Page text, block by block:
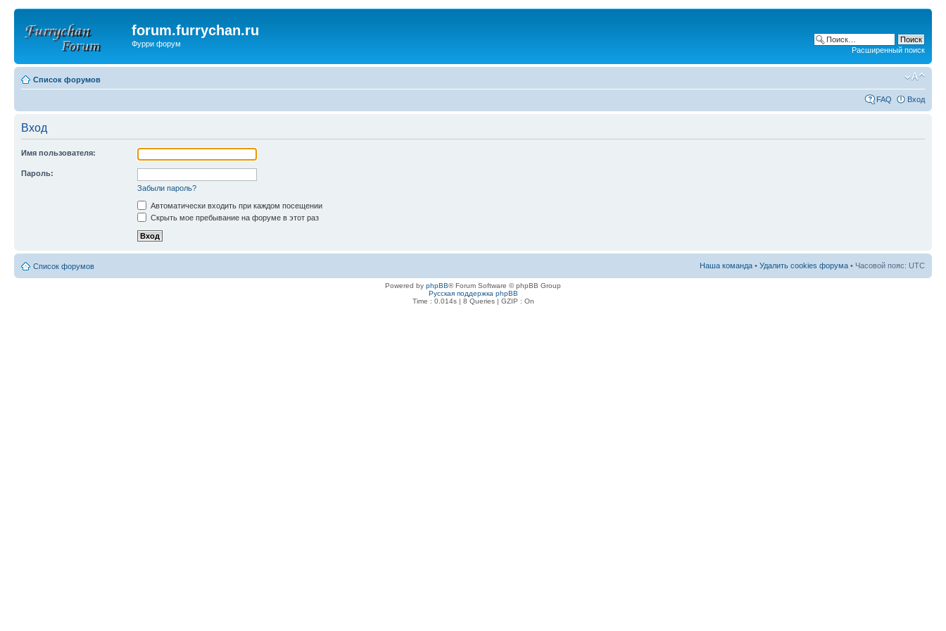
forum.furrychan.ru
Фурри форум
Расширенный поиск
Список форумов
FAQ Вход
Вход
Имя пользователя:
Пароль:
Забыли пароль?
Автоматически входить при каждом посещении
Скрыть мое пребывание на форуме в этот раз
Список форумов Наша команда • Удалить cookies форума • Часовой пояс: UTC
Powered by phpBB® Forum Software © phpBB Group
Русская поддержка phpBB
Time : 0.014s | 8 Queries | GZIP : On